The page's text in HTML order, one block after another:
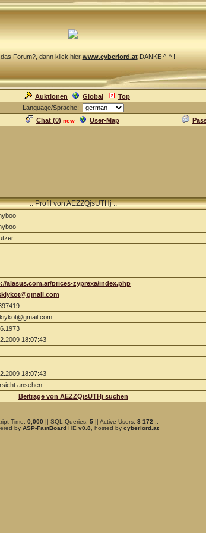
Forum?, dann klick hier www.cyberlord.atDANKE ^-^ !
Auktionen Global Top
Language/Sprache:
Chat (0) new User-Map
.: Profil von AEZZQjsUTHj :.
alasus.com.ar/prices-zyprexa/index.php
18:07:43
18:07:43
ansehen
Beiträge von AEZZQjsUTHj suchen
Time: 0,000 || SQL-Queries: 5|| Active-Users: 3 172 :.
by ASP-FastBoardHE v0.8, hosted by cyberlord.at